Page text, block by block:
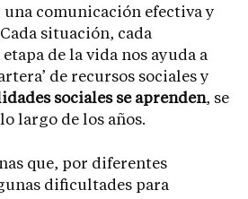
una comunicación efectiva y
situación, cada
de la vida nos ayuda a
de recursos sociales y
sociales se aprenden, se
largo de los años.
que, por diferentes
dificultades para